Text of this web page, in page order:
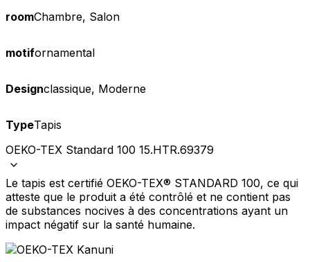
roomChambre, Salon
motifornamental
Designclassique, Moderne
TypeTapis
OEKO-TEX Standard 100 15.HTR.69379
Le tapis est certifié OEKO-TEX® STANDARD 100, ce qui
atteste que le produit a été contrôlé et ne contient pas
de substances nocives à des concentrations ayant un
impact négatif sur la santé humaine.